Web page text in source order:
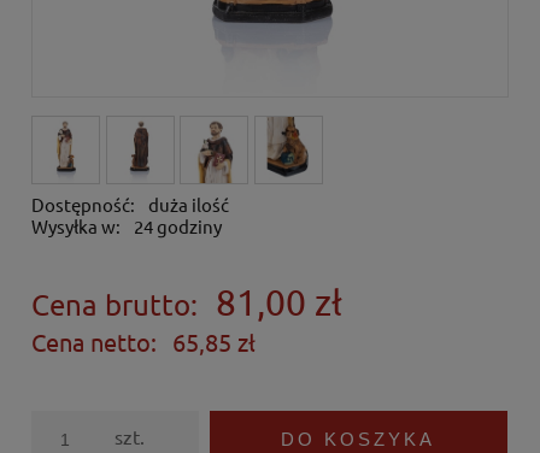
Dostępność:
duża ilość
Wysyłka w:
24 godziny
Cena brutto: 81,00 zł
Cena netto: 65,85 zł
szt. DO KOSZYKA